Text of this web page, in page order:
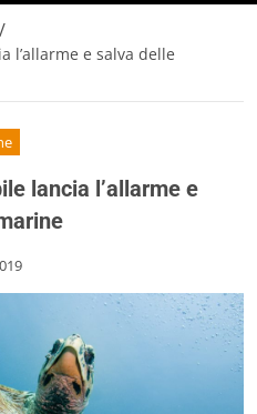
/
l’allarme e salva delle
lancia l’allarme e